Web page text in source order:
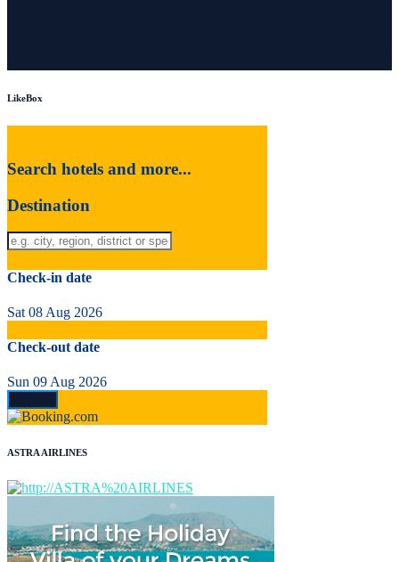
LikeBox
Search hotels and more...
Destination
Check-in date
Sat 08 Aug 2026
Check-out date
Sun 09 Aug 2026
ASTRA AIRLINES